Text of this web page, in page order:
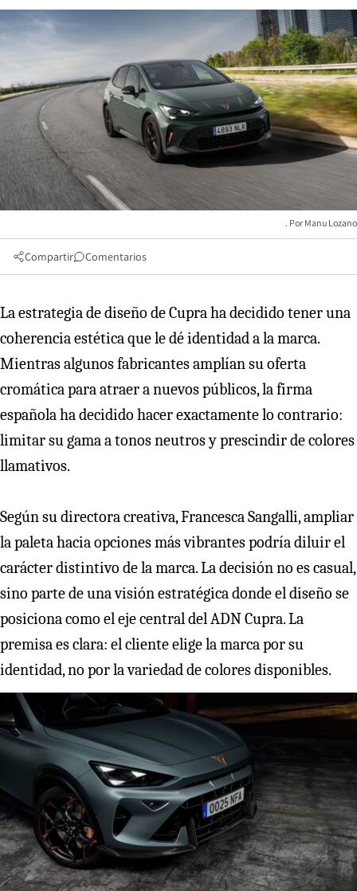
Manu Lozano
Compartir Comentarios
La estrategia de diseño de Cupra ha decidido tener una
coherencia estética que le dé identidad a la marca.
Mientras algunos fabricantes amplían su oferta
cromática para atraer a nuevos públicos, la firma
española ha decidido hacer exactamente lo contrario:
limitar su gama a tonos neutros y prescindir de colores
llamativos.
Según su directora creativa, Francesca Sangalli, ampliar
la paleta hacia opciones más vibrantes podría diluir el
carácter distintivo de la marca. La decisión no es casual,
sino parte de una visión estratégica donde el diseño se
posiciona como el eje central del ADN Cupra. La
premisa es clara: el cliente elige la marca por su
identidad, no por la variedad de colores disponibles.